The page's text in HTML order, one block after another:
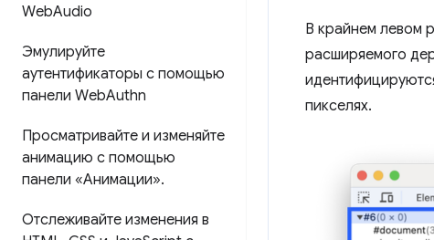
WebAudio
Эмулируйте
аутентификаторы с помощью
панели WebAuthn
Просматривайте и изменяйте
анимацию с помощью
панели «Анимации».
Отслеживайте изменения в
В крайнем левом
расширяемого
пикселях.